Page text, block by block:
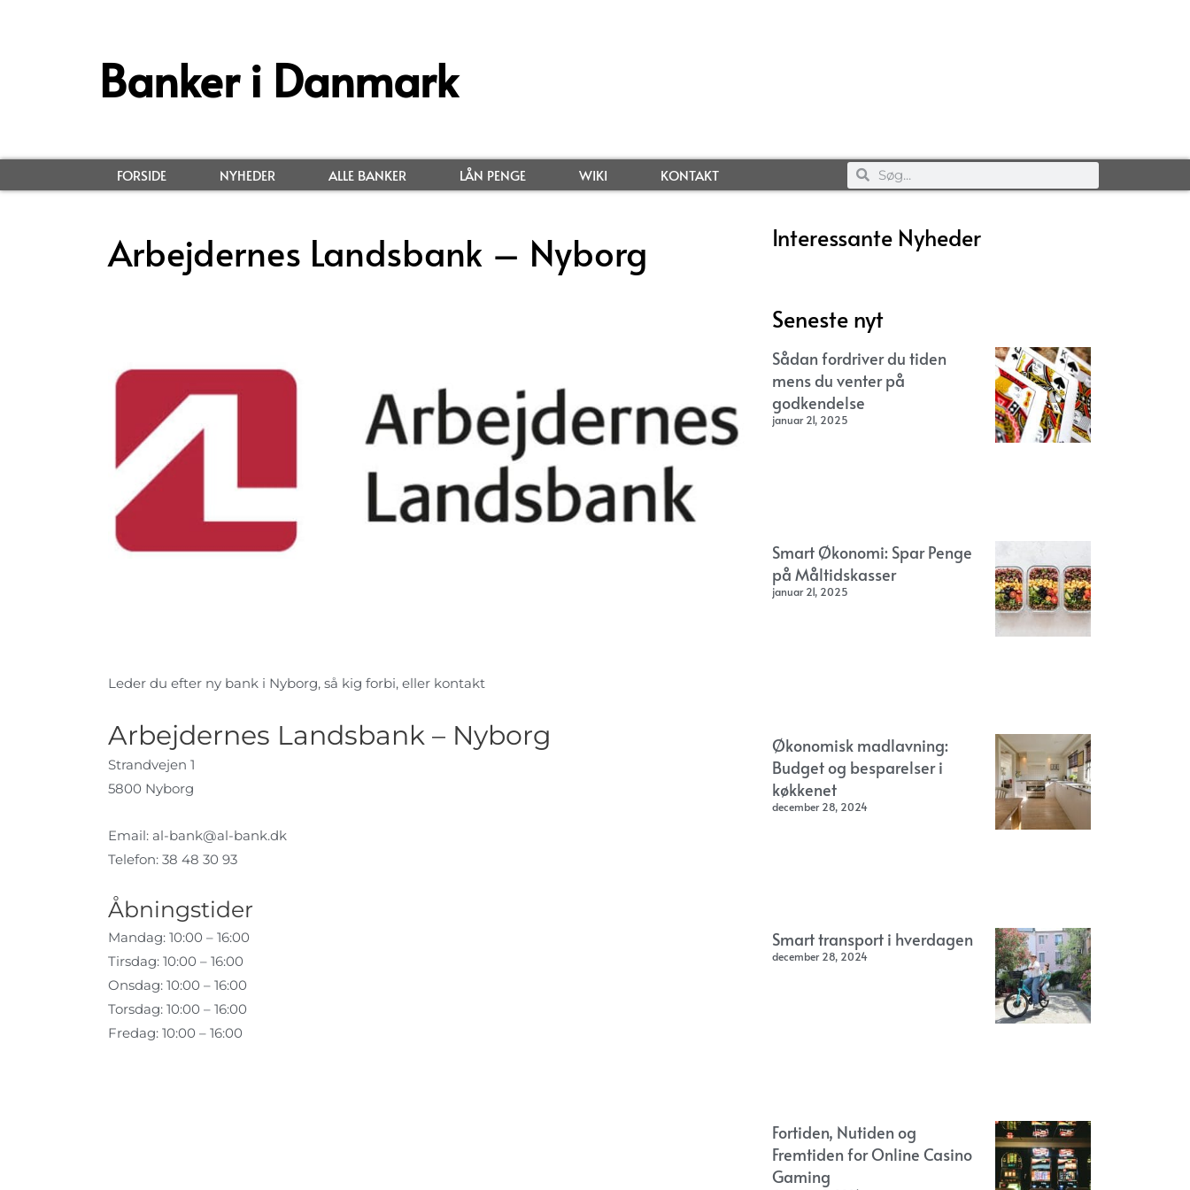
Banker i Danmark
FORSIDE NYHEDER ALLE BANKER LÅN PENGE WIKI KONTAKT
Arbejdernes Landsbank – Nyborg
Leder du efter ny bank i Nyborg, så kig forbi, eller kontakt
Arbejdernes Landsbank – Nyborg
Strandvejen 1
5800 Nyborg
Email: al-bank@al-bank.dk
Telefon: 38 48 30 93
Åbningstider
Mandag: 10:00 – 16:00
Tirsdag: 10:00 – 16:00
Onsdag: 10:00 – 16:00
Torsdag: 10:00 – 16:00
Fredag: 10:00 – 16:00
Interessante Nyheder
Seneste nyt
Sådan fordriver du tiden
mens du venter på
godkendelse
januar 21, 2025
Smart Økonomi: Spar Penge
på Måltidskasser
januar 21, 2025
Økonomisk madlavning:
Budget og besparelser i
køkkenet
december 28, 2024
Smart transport i hverdagen
december 28, 2024
Fortiden, Nutiden og
Fremtiden for Online Casino
Gaming